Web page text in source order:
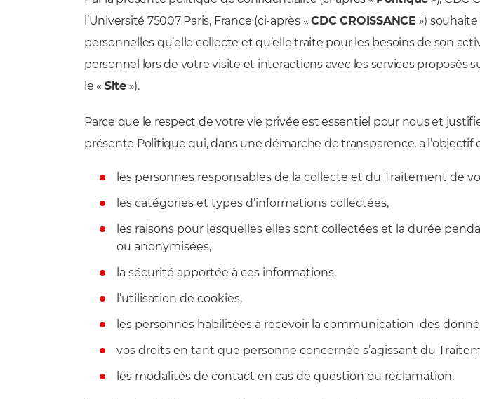
l’Université 75007 Paris, France (ci-après «CDC CROISSANCE »)
personnelles qu’elle collecte et qu’elle traite pour les besoins de son
personnel lors de votre visite et interactions avec les services proposés
le « Site»).
Parce que le respect de votre vie privée est essentiel pour nous et
présente Politique qui, dans une démarche de transparence, a l’objectif
les personnes responsables de la collecte et du Traitement de
les catégories et types d’informations collectées,
les raisons pour lesquelles elles sont collectées et la durée
ou anonymisées,
la sécurité apportée à ces informations,
l’utilisation de cookies,
les personnes habilitées à recevoir la communication des
vos droits en tant que personne concernée s’agissant du
les modalités de contact en cas de question ou réclamation.